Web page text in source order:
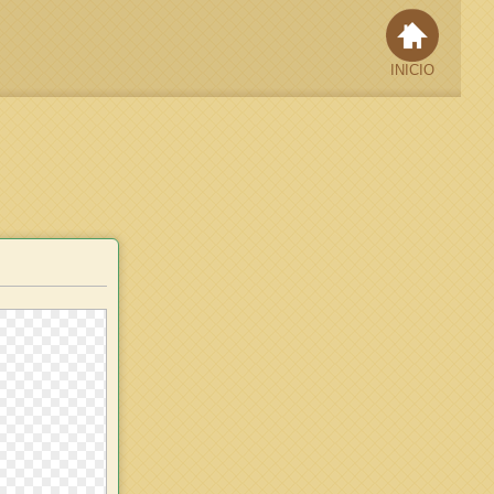
INICIO